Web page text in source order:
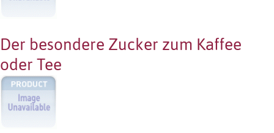
Der besondere Zucker zum Kaffee
oder Tee